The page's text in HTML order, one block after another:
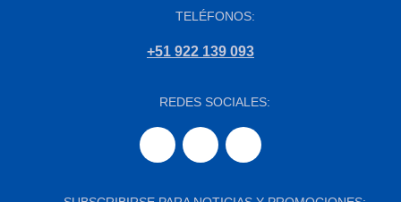
TELÉFONOS:
+51 922 139 093
REDES SOCIALES: